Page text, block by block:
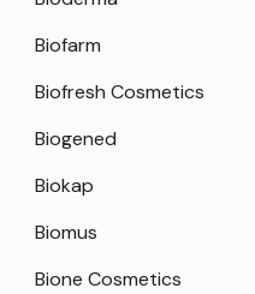
Biofarm
Biofresh Cosmetics
Biogened
Biokap
Biomus
Bione Cosmetics